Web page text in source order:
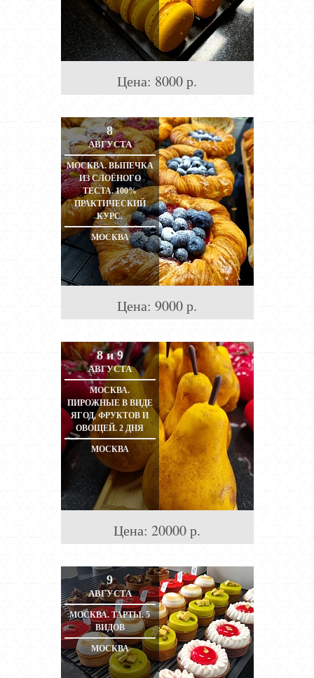
Цена: 8000р.
8
АВГУСТА
МОСКВА. ВЫПЕЧКА
ИЗ СЛОЁНОГО
ТЕСТА. 100%
ПРАКТИЧЕСКИЙ
КУРС.
МОСКВА
Цена: 9000р.
8 и 9
АВГУСТА
МОСКВА.
ПИРОЖНЫЕ В ВИДЕ
ЯГОД, ФРУКТОВ И
ОВОЩЕЙ. 2 ДНЯ
МОСКВА
Цена: 20000р.
9
АВГУСТА
МОСКВА. ТАРТЫ. 5
ВИДОВ
МОСКВА